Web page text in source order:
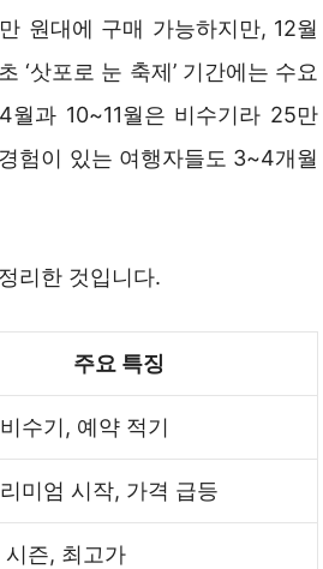
원대에 구매 가능하지만, 12월
‘삿포로 눈 축제’ 기간에는 수요
과 10~11월은 비수기라 25만
험이 있는 여행자들도 3~4개월
리한 것입니다.
주요 특징
수기, 예약 적기
미엄 시작, 가격 급등
시즌, 최고가